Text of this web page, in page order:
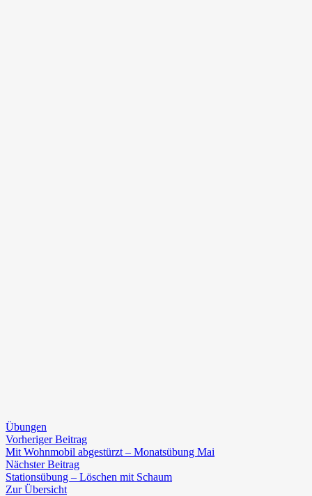
Übungen
Beitragsnavigation
Vorheriger BeitragVorheriger
Beitrag:
Mit Wohnmobil abgestürzt – Monatsübung Mai
Nächster BeitragNächster
Beitrag:
Stationsübung – Löschen mit Schaum
Zur Übersicht